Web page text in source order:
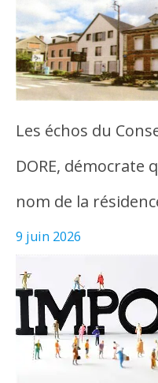
Les échos du
DORE, démocrate
nom de la
9 juin 2026